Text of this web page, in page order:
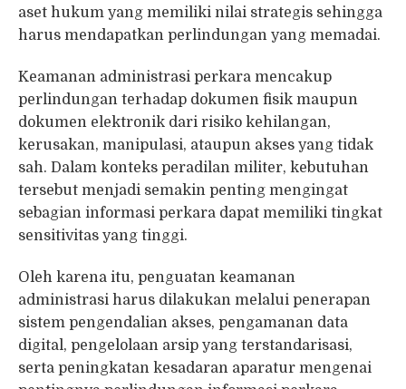
aset hukum yang memiliki nilai strategis sehingga
harus mendapatkan perlindungan yang memadai.
Keamanan administrasi perkara mencakup
perlindungan terhadap dokumen fisik maupun
dokumen elektronik dari risiko kehilangan,
kerusakan, manipulasi, ataupun akses yang tidak
sah. Dalam konteks peradilan militer, kebutuhan
tersebut menjadi semakin penting mengingat
sebagian informasi perkara dapat memiliki tingkat
sensitivitas yang tinggi.
Oleh karena itu, penguatan keamanan
administrasi harus dilakukan melalui penerapan
sistem pengendalian akses, pengamanan data
digital, pengelolaan arsip yang terstandarisasi,
serta peningkatan kesadaran aparatur mengenai